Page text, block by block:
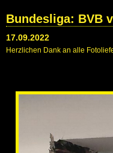
Bundesliga: BVB
17.09.2022
Herzlichen Dank an alle